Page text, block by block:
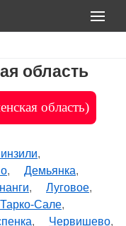
область
область)
Демьянка
Луговое
Тарко-Сале
Червишево